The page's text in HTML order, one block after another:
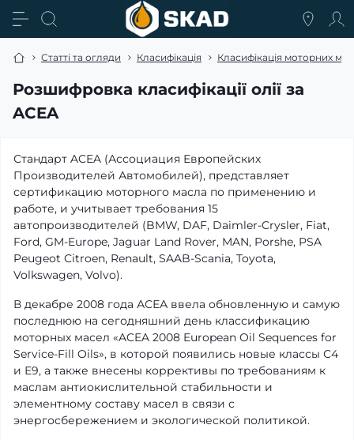
Статті та огляди Класифікація Класифікація моторних
Розшифровка класифікації олії за
ACEA
Стандарт ACEA (Ассоциация Европейских
Производителей Автомобилей), представляет
сертификацию моторного масла по применению и
работе, и учитывает требования 15
автопроизводителей (BMW, DAF, Daimler-Crysler, Fiat,
Ford, GM-Europe, Jaguar Land Rover, MAN, Porshe, PSA
Peugeot Citroen, Renault, SAAB-Scania, Toyota,
Volkswagen, Volvo).
В декабре 2008 года АСЕА ввела обновленную и самую
последнюю на сегодняшний день классификацию
моторных масел «ACEA 2008 European Oil Sequences for
Service-Fill Oils», в которой появились новые классы С4
и Е9, а также внесены коррективы по требованиям к
маслам антиокислительной стабильности и
элементному составу масел в связи с
энергосбережением и экологической политикой.